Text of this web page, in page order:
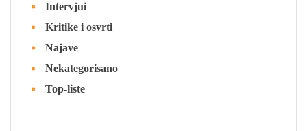
Intervjui
Kritike i osvrti
Najave
Nekategorisano
Top-liste